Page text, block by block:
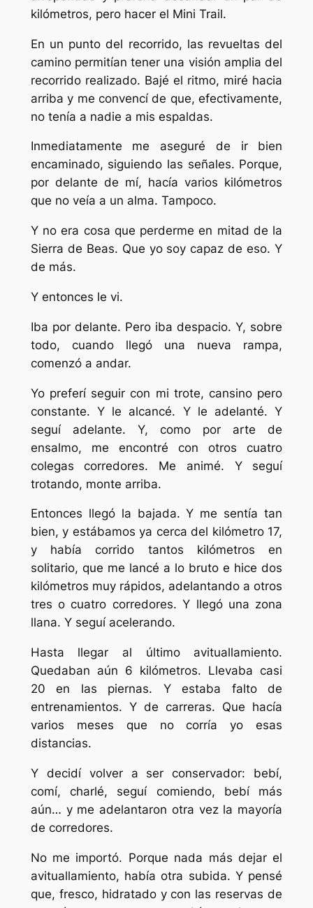
kilómetros, pero hacer el Mini Trail.
En un punto del recorrido, las revueltas del
camino permitían tener una visión amplia del
recorrido realizado. Bajé el ritmo, miré hacia
arriba y me convencí de que, efectivamente,
no tenía a nadie a mis espaldas.
Inmediatamente me aseguré de ir bien
encaminado, siguiendo las señales. Porque,
por delante de mí, hacía varios kilómetros
que no veía a un alma. Tampoco.
Y no era cosa que perderme en mitad de la
Sierra de Beas. Que yo soy capaz de eso. Y
de más.
Y entonces le vi.
Iba por delante. Pero iba despacio. Y, sobre
todo, cuando llegó una nueva rampa,
comenzó a andar.
Yo preferí seguir con mi trote, cansino pero
constante. Y le alcancé. Y le adelanté. Y
seguí adelante. Y, como por arte de
ensalmo, me encontré con otros cuatro
colegas corredores. Me animé. Y seguí
trotando, monte arriba.
Entonces llegó la bajada. Y me sentía tan
bien, y estábamos ya cerca del kilómetro 17,
y había corrido tantos kilómetros en
solitario, que me lancé a lo bruto e hice dos
kilómetros muy rápidos, adelantando a otros
tres o cuatro corredores. Y llegó una zona
llana. Y seguí acelerando.
Hasta llegar al último avituallamiento.
Quedaban aún 6 kilómetros. Llevaba casi
20 en las piernas. Y estaba falto de
entrenamientos. Y de carreras. Que hacía
varios meses que no corría yo esas
distancias.
Y decidí volver a ser conservador: bebí,
comí, charlé, seguí comiendo, bebí más
aún… y me adelantaron otra vez la mayoría
de corredores.
No me importó. Porque nada más dejar el
avituallamiento, había otra subida. Y pensé
que, fresco, hidratado y con las reservas de